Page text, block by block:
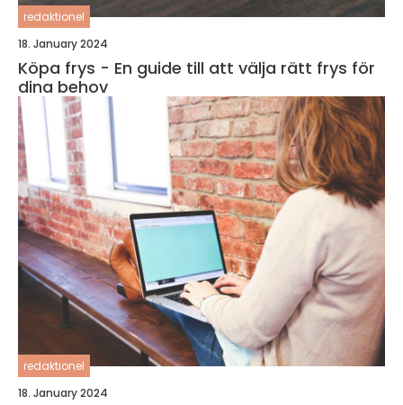
redaktionel
18. January 2024
Köpa frys - En guide till att välja rätt frys för
dina behov
redaktionel
18. January 2024